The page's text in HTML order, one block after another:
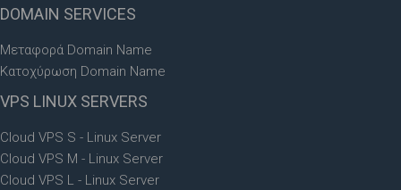
DOMAIN SERVICES
Μεταφορά Domain Name
Κατοχύρωση Domain Name
VPS LINUX SERVERS
Cloud VPS S - Linux Server
Cloud VPS M - Linux Server
Cloud VPS L - Linux Server